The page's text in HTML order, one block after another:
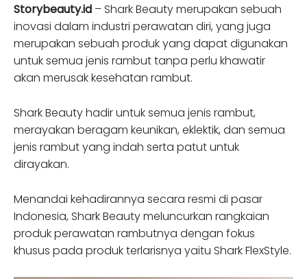
Storybeauty.id – Shark Beauty merupakan sebuah
inovasi dalam industri perawatan diri, yang juga
merupakan sebuah produk yang dapat digunakan
untuk semua jenis rambut tanpa perlu khawatir
akan merusak kesehatan rambut.
Shark Beauty hadir untuk semua jenis rambut,
merayakan beragam keunikan, eklektik, dan semua
jenis rambut yang indah serta patut untuk
dirayakan.
Menandai kehadirannya secara resmi di pasar
Indonesia, Shark Beauty meluncurkan rangkaian
produk perawatan rambutnya dengan fokus
khusus pada produk terlarisnya yaitu Shark FlexStyle.